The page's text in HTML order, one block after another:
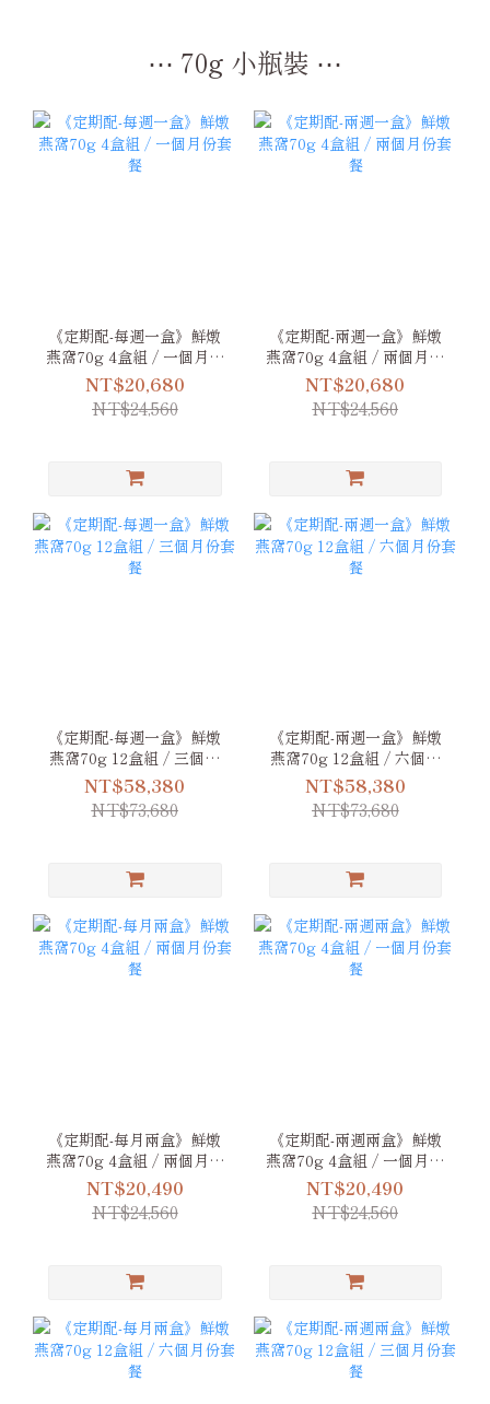
⋯ 70g 小瓶裝 ⋯
《定期配-每週一盒》鮮燉
燕窩70g 4盒組 / 一個月份
套餐
NT$20,680
NT$24,560
《定期配-兩週一盒》鮮燉
燕窩70g 4盒組 / 兩個月份
套餐
NT$20,680
NT$24,560
《定期配-每週一盒》鮮燉
燕窩70g 12盒組 / 三個月
份套餐
NT$58,380
NT$73,680
《定期配-兩週一盒》鮮燉
燕窩70g 12盒組 / 六個月
份套餐
NT$58,380
NT$73,680
《定期配-每月兩盒》鮮燉
燕窩70g 4盒組 / 兩個月份
套餐
NT$20,490
NT$24,560
《定期配-兩週兩盒》鮮燉
燕窩70g 4盒組 / 一個月份
套餐
NT$20,490
NT$24,560